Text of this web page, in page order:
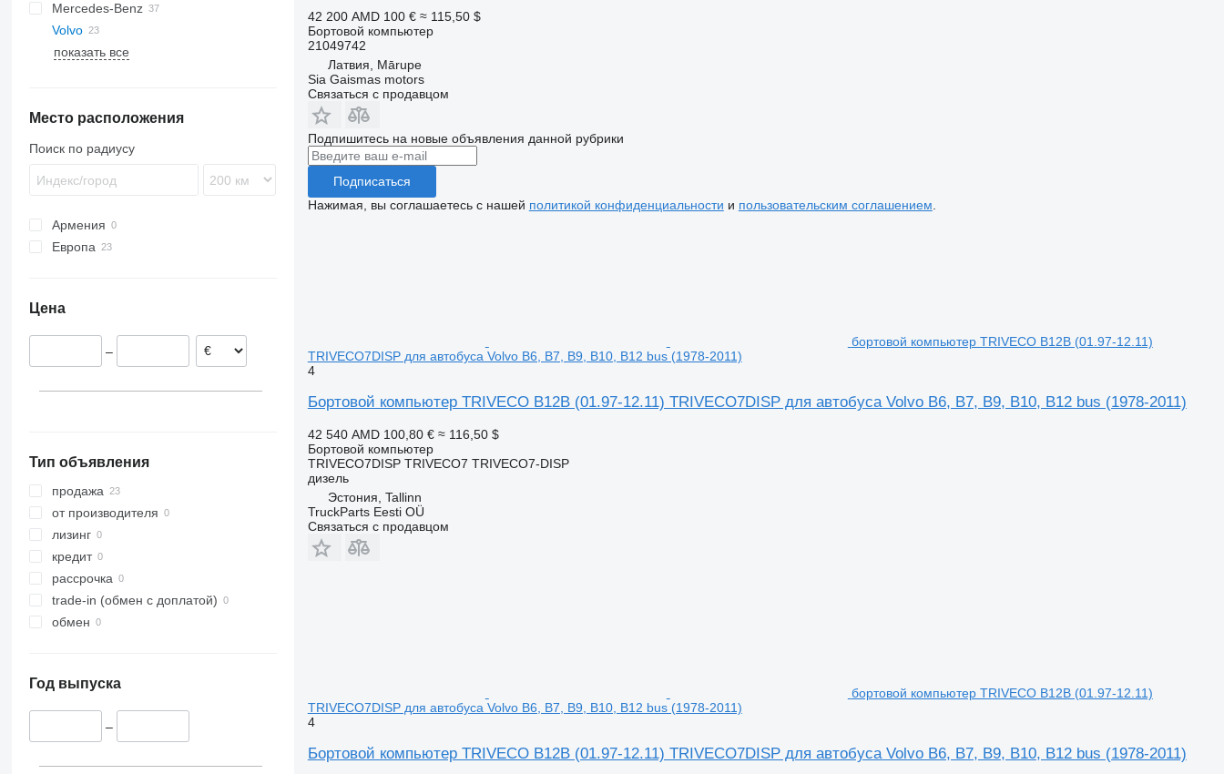
XF
Stralis
Trakker
TGA
TGS
TGX
Mercedes-Benz
A-Class
Actros
Atego
Citaro
Tourismo
Magnum
Premium
R-series
Urbino
Tacoma
Volvo
B-series
B10
Octavia
показать все
Место расположения
Поиск по радиусу
Армения
Европа
Румыния
Нидерланды
Цена
–
Тип объявления
продажа
от производителя
лизинг
кредит
рассрочка
trade-in (обмен с доплатой)
обмен
Год выпуска
–
42 200 AMD 100 € ≈ 115,50 $
Бортовой компьютер
21049742
Латвия, Mārupe
Sia Gaismas motors
Связаться с продавцом
Подпишитесь на новые объявления данной рубрики
Подписаться
Нажимая, вы соглашаетесь с нашей политикой конфиденциальности и пользовательским соглашением
бортовой компьютер TRIVECO B12B (01.97-12.11)
TRIVECO7DISP для автобуса Volvo B6, B7, B9, B10, B12 bus (1978-2011)
4
Бортовой компьютер TRIVECO B12B (01.97-12.11) TRIVECO7DISP для автобуса Volvo B6, B7, B9, B10, B12 bus (1978-2011)
42 540 AMD 100,80 € ≈ 116,50 $
Бортовой компьютер
TRIVECO7DISP TRIVECO7 TRIVECO7-DISP
дизель
Эстония, Tallinn
TruckParts Eesti OÜ
Связаться с продавцом
бортовой компьютер TRIVECO B12B (01.97-12.11)
TRIVECO7DISP для автобуса Volvo B6, B7, B9, B10, B12 bus (1978-2011)
4
Бортовой компьютер TRIVECO B12B (01.97-12.11) TRIVECO7DISP для автобуса Volvo B6, B7, B9, B10, B12 bus (1978-2011)